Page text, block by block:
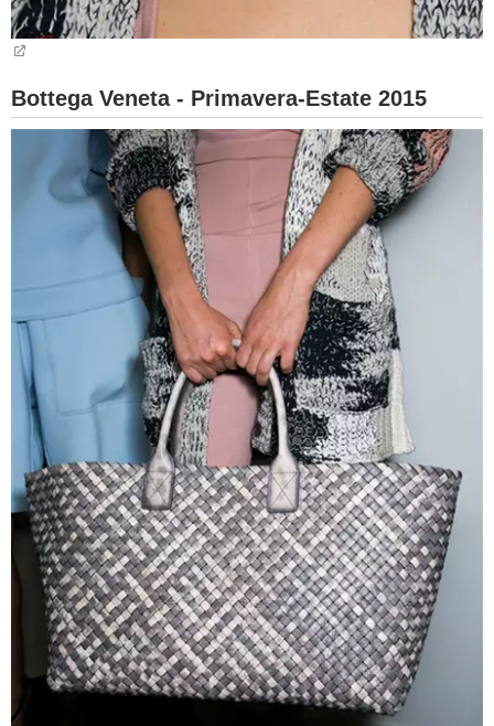
Bottega Veneta - Primavera-Estate 2015